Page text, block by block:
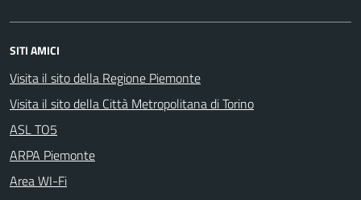
SITI AMICI
Visita il sito della Regione Piemonte
Visita il sito della Città Metropolitana di Torino
ASL TO5
ARPA Piemonte
Area WI-Fi